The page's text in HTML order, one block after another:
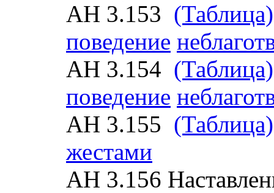
АН 3.153 (Таблица)
поведение
АН 3.154 (Таблица)
поведение
АН 3.155 (Таблица)
жестами
АН 3.156